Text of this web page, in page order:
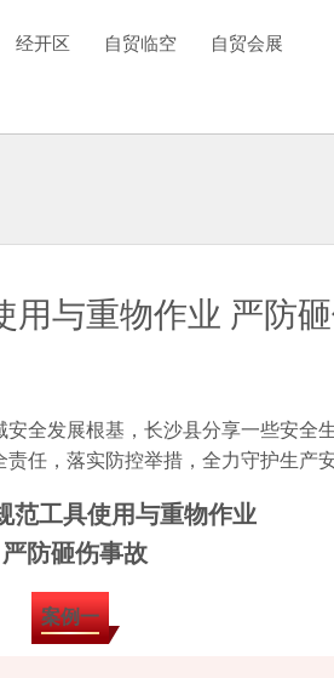
经开区 自贸临空 自贸会展
与重物作业 严防
全发展根基，长沙县分享一些安全
任，落实防控举措，全力守护生产
范工具使用与重物作业
严防砸伤事故
案例一